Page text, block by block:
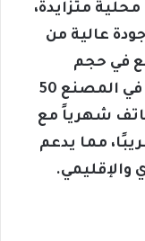
متزايدة،
عالية من
في حجم
التصنيع، حيث بلغ حجم الاستثمار في المصنع 50
حالياً 400 ألف هاتف شهرياً مع
هاتف قريبًا، مما يدعم
والإقليمي.